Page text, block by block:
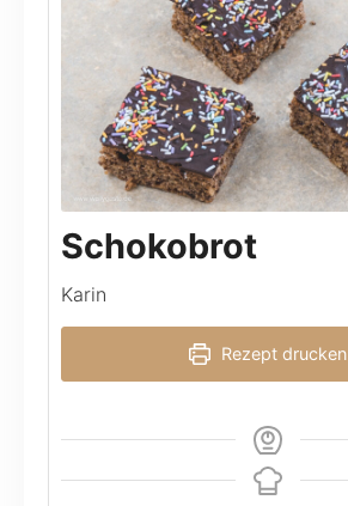
Schokobrot
Karin
Rezept drucken